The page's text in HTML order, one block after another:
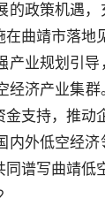
政策机遇
曲靖市落地
业规划引
济产业集
支持，推动
外低空经
谱写曲靖低